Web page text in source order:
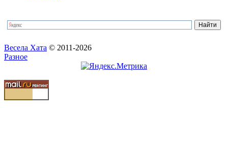
Весела Хата © 2011-2026
Разное